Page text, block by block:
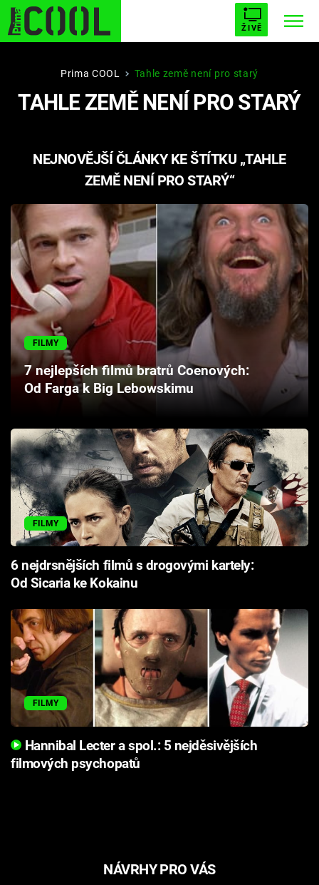
ŽIVĚ
STARHOUSE BUFFY, PŘEMOŽITELKA UPÍRŮ
ESCAPE PLNEJ KOTEL AVENGERS 5
Filmy
Seriály
Hry
Cool Esport
Pořady
Sledujte prima+
Přihlášení
Sledujte nás
Prima COOL Tahle země není pro starý
TAHLE ZEMĚ NENÍ PRO STARÝ
NEJNOVĚJŠÍ ČLÁNKY KE ŠTÍTKU „TAHLE
ZEMĚ NENÍ PRO STARÝ“
FILMY
7 nejlepších filmů bratrů Coenových:
Od Farga k Big Lebowskimu
FILMY
6 nejdrsnějších filmů s drogovými kartely:
Od Sicaria ke Kokainu
FILMY
Hannibal Lecter a spol.: 5 nejděsivějších
filmových psychopatů
NÁVRHY PRO VÁS